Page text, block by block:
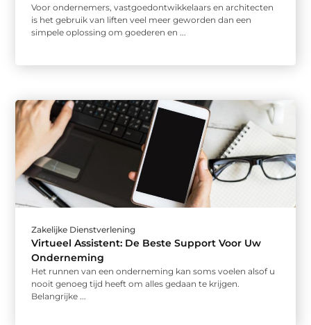
Voor ondernemers, vastgoedontwikkelaars en architecten
is het gebruik van liften veel meer geworden dan een
simpele oplossing om goederen en ...
Zakelijke Dienstverlening
Virtueel Assistent: De Beste Support Voor Uw
Onderneming
Het runnen van een onderneming kan soms voelen alsof u
nooit genoeg tijd heeft om alles gedaan te krijgen.
Belangrijke ...